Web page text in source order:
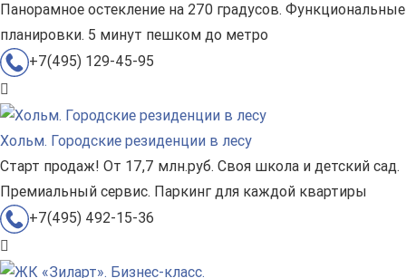
Панорамное остекление на 270 градусов. Функциональные
планировки. 5 минут пешком до метро
+7(495) 129-45-95
Хольм. Городские резиденции в лесу
Старт продаж! От 17,7 млн.руб. Своя школа и детский сад.
Премиальный сервис. Паркинг для каждой квартиры
+7(495) 492-15-36